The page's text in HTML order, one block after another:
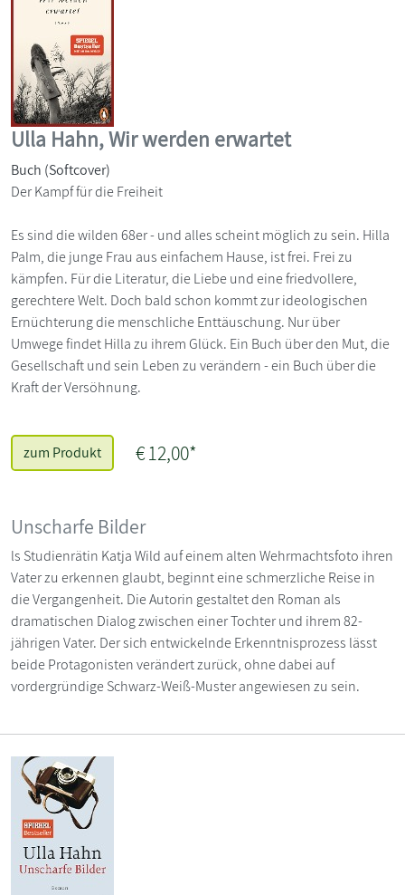
Ulla Hahn, Wir werden erwartet
Buch (Softcover)
Der Kampf für die Freiheit
Es sind die wilden 68er - und alles scheint möglich zu sein. Hilla
Palm, die junge Frau aus einfachem Hause, ist frei. Frei zu
kämpfen. Für die Literatur, die Liebe und eine friedvollere,
gerechtere Welt. Doch bald schon kommt zur ideologischen
Ernüchterung die menschliche Enttäuschung. Nur über
Umwege findet Hilla zu ihrem Glück. Ein Buch über den Mut, die
Gesellschaft und sein Leben zu verändern - ein Buch über die
Kraft der Versöhnung.
zum Produkt € 12,00*
Unscharfe Bilder
ls Studienrätin Katja Wild auf einem alten Wehrmachtsfoto ihren
Vater zu erkennen glaubt, beginnt eine schmerzliche Reise in
die Vergangenheit. Die Autorin gestaltet den Roman als
dramatischen Dialog zwischen einer Tochter und ihrem 82-
jährigen Vater. Der sich entwickelnde Erkenntnisprozess lässt
beide Protagonisten verändert zurück, ohne dabei auf
vordergründige Schwarz-Weiß-Muster angewiesen zu sein.